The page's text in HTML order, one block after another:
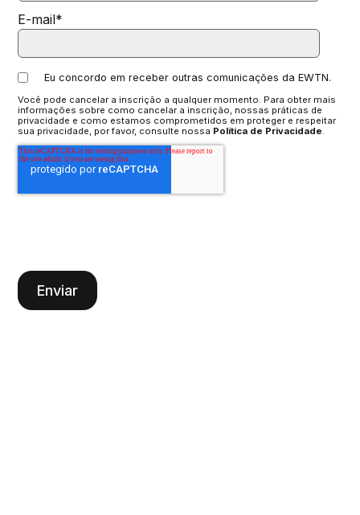
E-mail*
Eu concordo em receber outras comunicações da EWTN.
Você pode cancelar a inscrição a qualquer momento. Para obter mais
informações sobre como cancelar a inscrição, nossas práticas de
privacidade e como estamos comprometidos em proteger e respeitar
sua privacidade, por favor, consulte nossa Política de Privacidade